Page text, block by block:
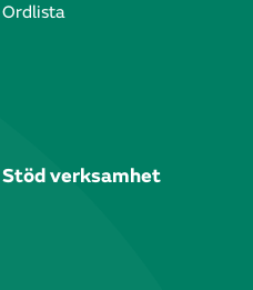
Ordlista
Stöd verksamhet